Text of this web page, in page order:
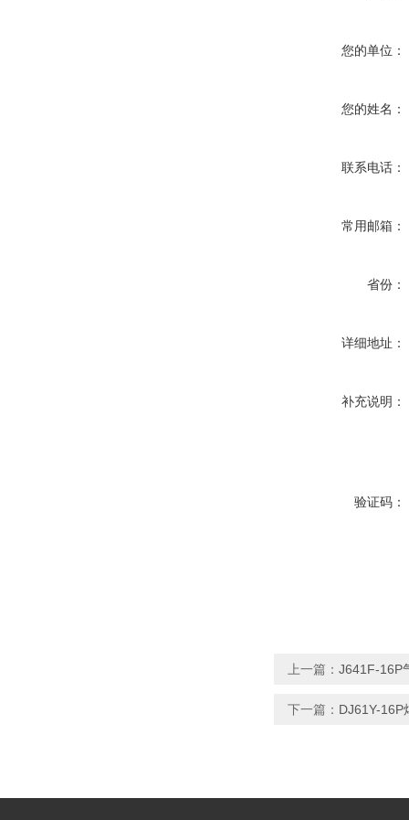
您的单位：
您的姓名：
联系电话：
常用邮箱：
省份：
详细地址：
补充说明：
验证码：
上一篇： J641F-16P
下一篇： DJ61Y-16P